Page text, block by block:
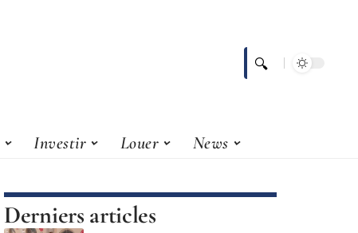
Investir Louer News
Derniers articles